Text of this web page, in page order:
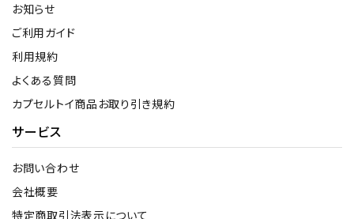
お知らせ
ご利用ガイド
利用規約
よくある質問
カプセルトイ商品お取り引き規約
サービス
お問い合わせ
会社概要
特定商取引法表示について